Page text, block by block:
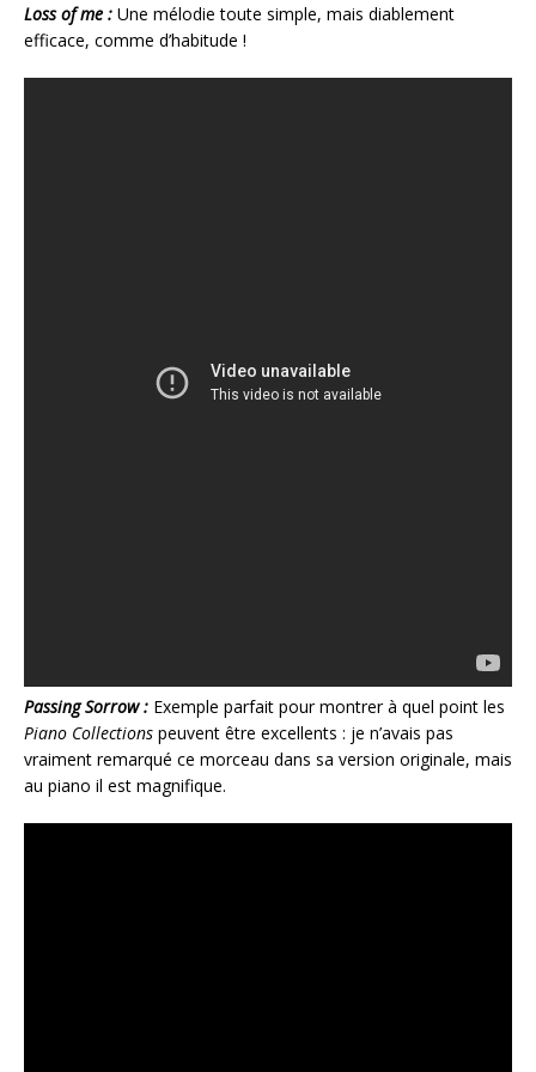
Loss of me : Une mélodie toute simple, mais diablement
efficace, comme d’habitude !
Passing Sorrow : Exemple parfait pour montrer à quel point les
Piano Collections peuvent être excellents : je n’avais pas
vraiment remarqué ce morceau dans sa version originale, mais
au piano il est magnifique.